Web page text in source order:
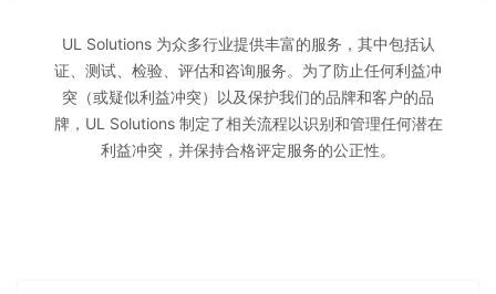
UL Solutions 为众多行业提供丰富的服务，其中包括认
证、测试、检验、评估和咨询服务。为了防止任何利益冲
突（或疑似利益冲突）以及保护我们的品牌和客户的品
牌，UL Solutions 制定了相关流程以识别和管理任何潜在
利益冲突，并保持合格评定服务的公正性。